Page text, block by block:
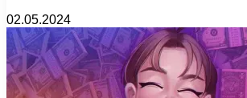
02.05.2024